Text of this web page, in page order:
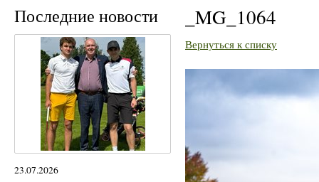
Последние новости
23.07.2026
_MG_1064
Вернуться к списку